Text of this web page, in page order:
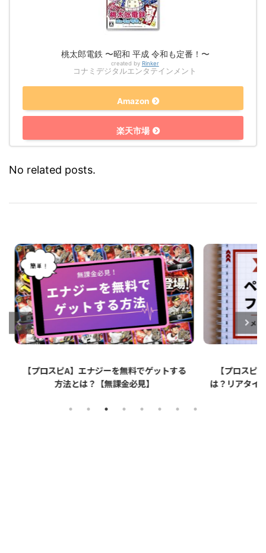
桃太郎電鉄 〜昭和 平成 令和も定番！〜
created byRinker
Amazon
楽天市場
No related posts.
【プロスピA】ペーパーライクフィルムと
は？リアタイでのメリット・デメリットを解
【プ